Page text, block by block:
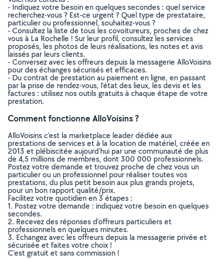
- Indiquez votre besoin en quelques secondes : quel service
recherchez-vous ? Est-ce urgent ? Quel type de prestataire,
particulier ou professionnel, souhaitez-vous ?
- Consultez la liste de tous les covoitureurs, proches de chez
vous à La Rochelle ! Sur leur profil, consultez les services
proposés, les photos de leurs réalisations, les notes et avis
laissés par leurs clients.
- Conversez avec les offreurs depuis la messagerie AlloVoisins
pour des échanges sécurisés et efficaces.
- Du contrat de prestation au paiement en ligne, en passant
par la prise de rendez-vous, l’état des lieux, les devis et les
factures : utilisez nos outils gratuits à chaque étape de votre
prestation.
Comment fonctionne AlloVoisins ?
AlloVoisins c’est la marketplace leader dédiée aux
prestations de services et à la location de matériel, créée en
2013 et plébiscitée aujourd’hui par une communauté de plus
de 4,5 millions de membres, dont 300 000 professionnels.
Postez votre demande et trouvez proche de chez vous un
particulier ou un professionnel pour réaliser toutes vos
prestations, du plus petit besoin aux plus grands projets,
pour un bon rapport qualité/prix.
Facilitez votre quotidien en 3 étapes :
1. Postez votre demande : indiquez votre besoin en quelques
secondes.
2. Recevez des réponses d’offreurs particuliers et
professionnels en quelques minutes.
3. Echangez avec les offreurs depuis la messagerie privée et
sécurisée et faites votre choix !
C’est gratuit et sans commission !